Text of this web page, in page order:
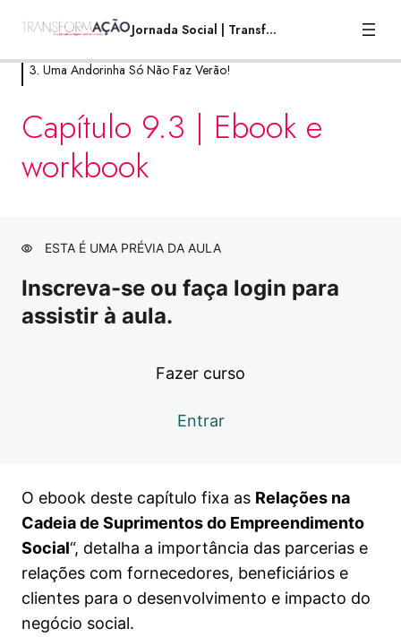
Jornada Social | TransformAção
8 aulas
2. A mais alta torre, começa no chão.
Capítulo 7.2 | Apoio institucional para o
Capítulo 7.3 | Ebook e workbook
Capítulo 8.2 | Gestão financeira para
empreendedores sociais
Visualização
Capítulo 8.3 | Ebook e workbook
Live 8 | Gestão financeira para
empreendedores sociais
Visualização
3. Uma Andorinha Só Não Faz Verão!
Capítulo 9.3 | Ebook e
workbook
ESTA É UMA PRÉVIA DA AULA
Inscreva-se ou faça login para
assistir à aula.
Fazer curso
Entrar
O ebook deste capítulo fixa as Relações na
Cadeia de Suprimentos do Empreendimento
Social“, detalha a importância das parcerias e
relações com fornecedores, beneficiários e
clientes para o desenvolvimento e impacto do
negócio social.